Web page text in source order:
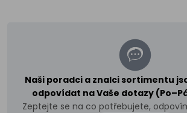
Naši poradci a znalci sortimentu
odpovídat na Vaše dotazy
Zeptejte se na co potřebujete,